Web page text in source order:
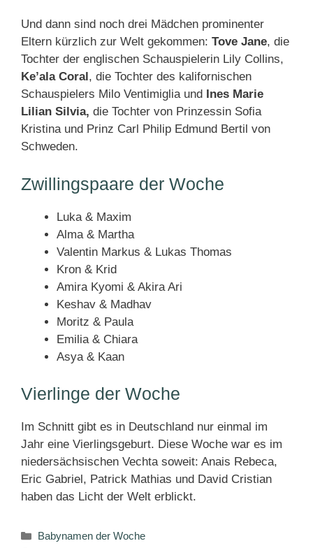
Und dann sind noch drei Mädchen prominenter
Eltern kürzlich zur Welt gekommen: Tove Jane, die
Tochter der englischen Schauspielerin Lily Collins,
Ke’ala Coral , die Tochter des kalifornischen
Schauspielers Milo Ventimiglia und
Ines Marie
Lilian Silvia, die Tochter von Prinzessin Sofia
Kristina und Prinz Carl Philip Edmund Bertil von
Schweden.
Zwillingspaare der Woche
Luka & Maxim
Alma & Martha
Valentin Markus & Lukas Thomas
Kron & Krid
Amira Kyomi & Akira Ari
Keshav & Madhav
Moritz & Paula
Emilia & Chiara
Asya & Kaan
Vierlinge der Woche
Im Schnitt gibt es in Deutschland nur einmal im
Jahr eine Vierlingsgeburt. Diese Woche war es im
niedersächsischen Vechta soweit: Anais Rebeca,
Eric Gabriel, Patrick Mathias und David Cristian
haben das Licht der Welt erblickt.
Kategorien
Babynamen der Woche